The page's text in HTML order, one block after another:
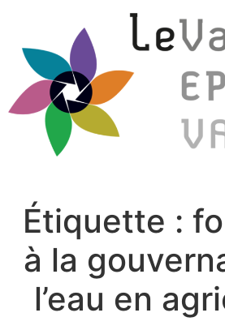
Étiquette :
à la
l’eau en